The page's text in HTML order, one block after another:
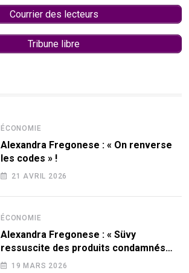
Courrier des lecteurs
Tribune libre
ÉCONOMIE
Alexandra Fregonese : « On renverse
les codes » !
21 AVRIL 2026
ÉCONOMIE
Alexandra Fregonese : « Süvy
ressuscite des produits condamnés
par le sucre ! »
19 MARS 2026